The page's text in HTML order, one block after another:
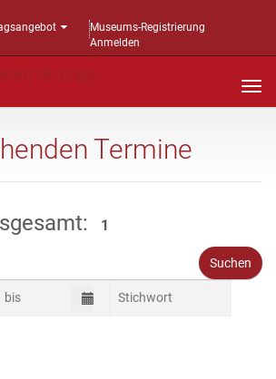
Museums-Registrierung
Anmelden
Termine
1